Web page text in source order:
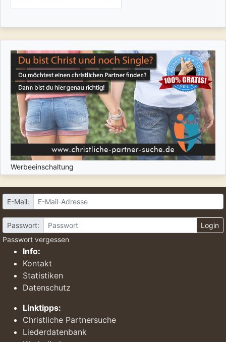
Werbeeinschaltung
E-Mail:
Passwort:
Login
Passwort vergessen
Info:
Kontakt
Statistiken
Datenschutz
Linktipps:
Christliche Partnersuche
Liederdatenbank